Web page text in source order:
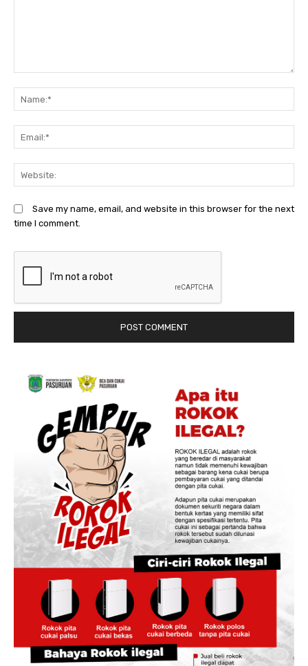
Save my name, email, and website in this browser for the next
time I comment.